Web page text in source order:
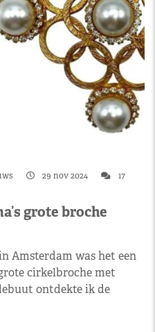
29 nov 2024
17
grote broche
Amsterdam was het een
cirkelbroche met
ontdekte ik de